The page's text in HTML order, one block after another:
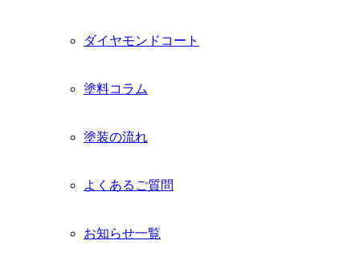
ダイヤモンドコート
塗料コラム
塗装の流れ
よくあるご質問
お知らせ一覧